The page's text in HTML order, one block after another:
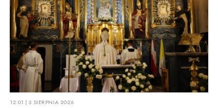
12:01 | 3 SIERPNIA 2026